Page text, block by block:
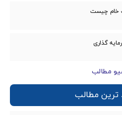
خام چیست
گذاری
مطالب
ترین مطالب